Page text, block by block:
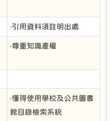
‧引用資料須註明出處
‧尊重知識產權
‧懂得使用學校及公共圖書
館目錄檢索系統